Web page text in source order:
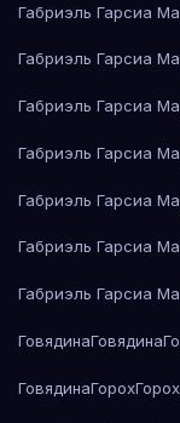
Габриэль Гарсиа
Габриэль Гарсиа
Габриэль Гарсиа
Габриэль Гарсиа
Габриэль Гарсиа
Габриэль Гарсиа
Габриэль Гарсиа
ГовядинаГовядина
ГовядинаГорохГорох